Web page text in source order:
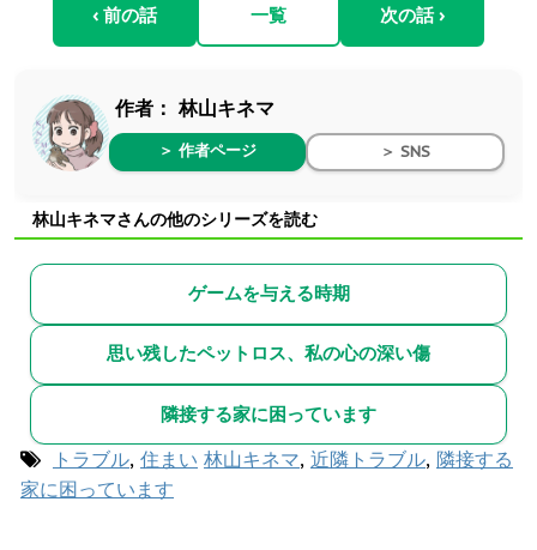
‹ 前の話 一覧 次の話 ›
作者：林山キネマ
＞ 作者ページ ＞ SNS
林山キネマさんの他のシリーズを読む
ゲームを与える時期
思い残したペットロス、私の心の深い傷
隣接する家に困っています
トラブル, 住まい 林山キネマ, 近隣トラブル, 隣接する
家に困っています